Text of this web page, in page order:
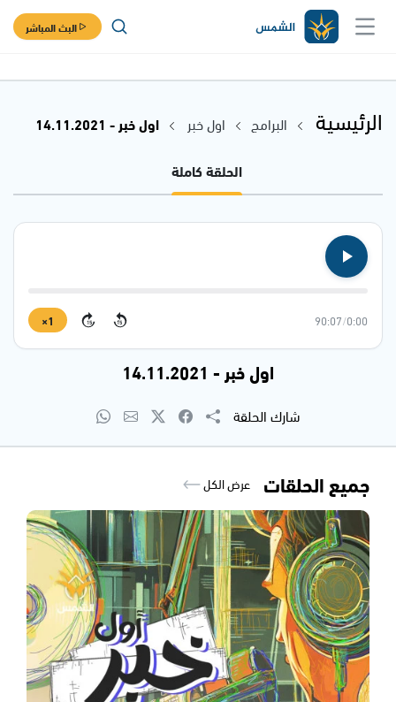
البث المباشر
الرئيسية البرامج اول خبر
اول خبر - 14.11.2021
الحلقة كاملة
0:00
/
90:07
15
15
1×
اول خبر - 14.11.2021
شارك الحلقة
جميع الحلقات عرض الكل